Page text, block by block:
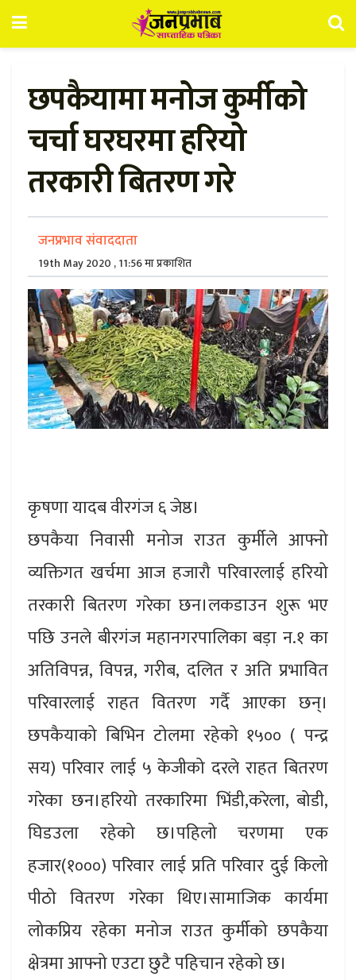
छपकैयामा मनोज कुर्मीको
चर्चा घरघरमा हरियो
तरकारी बितरण गरे
जनप्रभाव संवाददाता
19th May 2020 , 11:56 मा प्रकाशित
कृषणा यादब वीरगंज ६ जेष्ठ।
छपकैया निवासी मनोज राउत कुर्मीले आफ्नो
व्यक्तिगत खर्चमा आज हजारौ परिवारलाई हरियो
तरकारी बितरण गरेका छन।लकडाउन शुरू भए
पछि उनले बीरगंज महानगरपालिका बड़ा न.१ का
अतिविपन्न, विपन्न, गरीब, दलित र अति प्रभावित
परिवारलाई राहत वितरण गर्दै आएका छन्।
छपकैयाको बिभिन टोलमा रहेको १५०० ( पन्द्र
सय) परिवार लाई ५ केजीको दरले राहत बितरण
गरेका छन।हरियो तरकारिमा भिंडी,करेला, बोडी,
घिडउला रहेको छ।पहिलो चरणमा एक
हजार(१०००) परिवार लाई प्रति परिवार दुई किलो
पीठो वितरण गरेका थिए।सामाजिक कार्यमा
लोकप्रिय रहेका मनोज राउत कुर्मीको छपकैया
क्षेत्रमा आफ्नो एउटा छुटै पहिचान रहेको छ।